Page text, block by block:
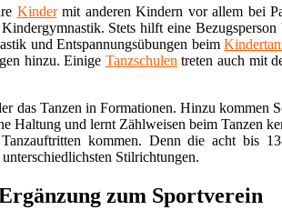
Kindermit anderen Kindern vor allem bei
Stets hilft eine
und Entspannungsübungen beim
hinzu. Einige Tanzschulen treten auch mit
das Tanzen in Formationen. Hinzu kommen
Haltung und lernt Zählweisen beim Tanzen
kommen. Denn die acht bis
Stilrichtungen.
zum Sportverein